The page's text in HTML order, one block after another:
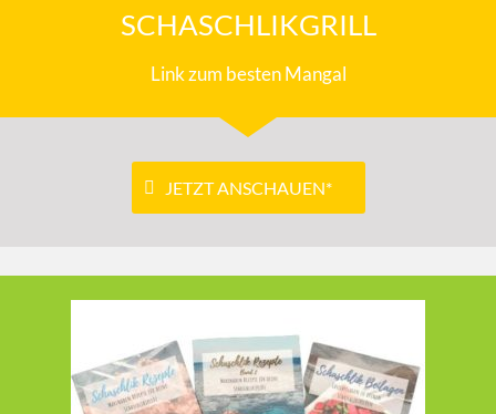
SCHASCHLIKGRILL
Link zum besten Mangal
JETZT ANSCHAUEN*